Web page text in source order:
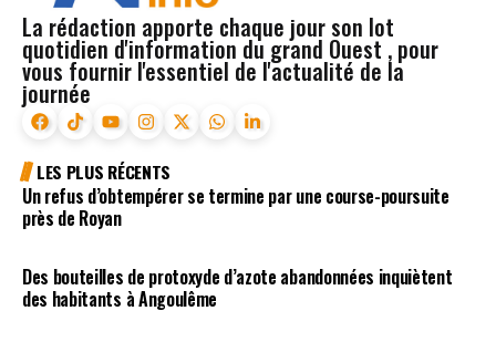
La rédaction apporte chaque jour son lot
quotidien d'information du grand Ouest , pour
vous fournir l'essentiel de l'actualité de la
journée
LES PLUS RÉCENTS
Un refus d’obtempérer se termine par une course-poursuite
près de Royan
Des bouteilles de protoxyde d’azote abandonnées inquiètent
des habitants à Angoulême